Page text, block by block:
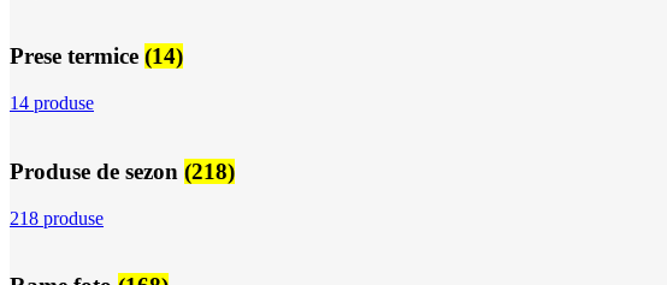
Prese termice (14)
14 produse
Produse de sezon (218)
218 produse